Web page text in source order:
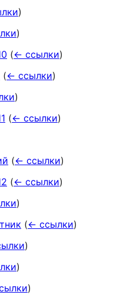
)
)
(← ссылки)
(← ссылки)
)
(← ссылки)
(← ссылки)
(← ссылки)
)
(← ссылки)
)
)
)